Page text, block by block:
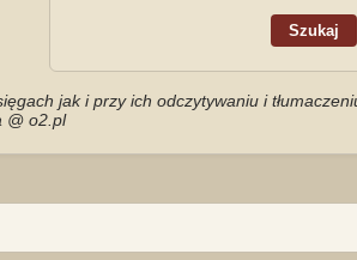
jak i przy ich odczytywaniu i
@ o2.pl